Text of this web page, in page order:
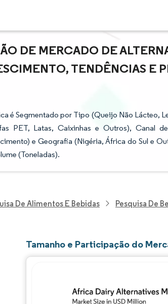
DE MERCADO DE
TENDÊNCIAS E
é Segmentado por Tipo (Queijo Não Lácteo,
PET, Latas, Caixinhas e Outros), Canal
e Geografia (Nigéria, África do Sul e
(Toneladas).
De Alimentos E Bebidas Pesquisa De
Tamanho e Participação do